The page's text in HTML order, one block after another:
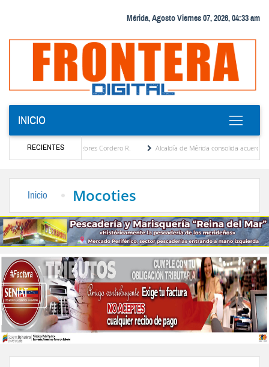
Mérida, Agosto Viernes 07, 2026, 04:33 am
INICIO
RECIENTES
María Eugenia Febres Cordero R.
Alcaldía de Mérida consolida acuerdos con
Inicio Mocoties